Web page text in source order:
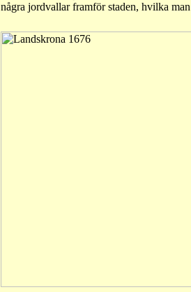
några jordvallar framför staden, hvilka